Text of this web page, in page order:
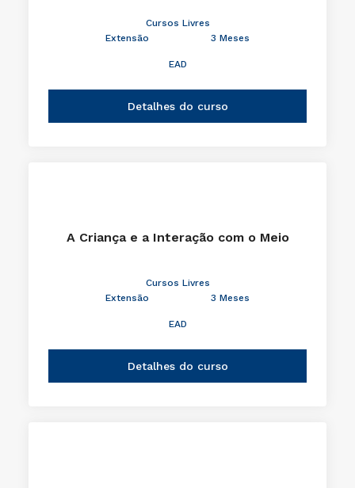
Cursos Livres
Extensão
3 Meses
EAD
Detalhes do curso
A Criança e a Interação com o Meio
Cursos Livres
Extensão
3 Meses
EAD
Detalhes do curso